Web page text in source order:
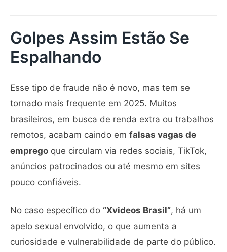
Golpes Assim Estão Se
Espalhando
Esse tipo de fraude não é novo, mas tem se
tornado mais frequente em 2025. Muitos
brasileiros, em busca de renda extra ou trabalhos
remotos, acabam caindo em falsas vagas de
emprego que circulam via redes sociais, TikTok,
anúncios patrocinados ou até mesmo em sites
pouco confiáveis.
No caso específico do “Xvideos Brasil”, há um
apelo sexual envolvido, o que aumenta a
curiosidade e vulnerabilidade de parte do público.